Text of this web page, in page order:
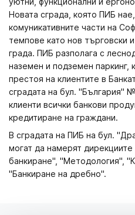
Новата сграда, която ПИБ
комуникативните части на
темпове като нов търговски
града. ПИБ разполага с
наземен и подземен паркинг,
престоя на клиентите в
сградата на бул. "България"
клиенти всички банкови
кредитиране на граждани.
В сградата на ПИБ на бул.
могат да намерят
банкиране", "Методология",
"Банкиране на дребно".